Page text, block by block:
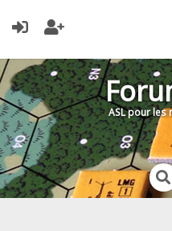
ASL pour les